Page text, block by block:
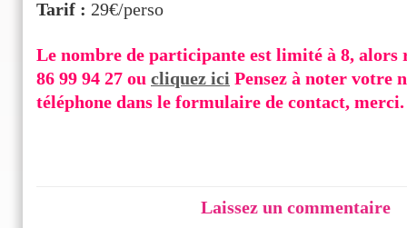
Tarif : 29€/perso
Le nombre de participante est limité à 8, alors
86 99 94 27 ou cliquez ici Pensez à noter votre
téléphone dans le formulaire de contact, merci.
Laissez un commentaire